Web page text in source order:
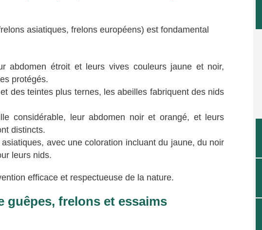
asiatiques, frelons européens) est fondamental
abdomen étroit et leurs vives couleurs jaune et noir,
protégés.
des teintes plus ternes, les abeilles fabriquent des nids
considérable, leur abdomen noir et orangé, et leurs
distincts.
avec une coloration incluant du jaune, du noir
leurs nids.
efficace et respectueuse de la nature.
guêpes, frelons et essaims